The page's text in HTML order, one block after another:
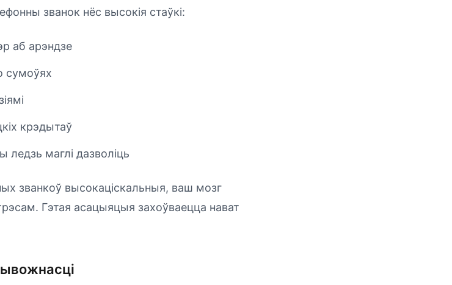
званок нёс высокія стаўкі:
аб арэндзе
сумоўях
крэдытаў
ледзь маглі дазволіць
званкоў высокаціскальныя, ваш мозг
Гэтая асацыяцыя захоўваецца нават